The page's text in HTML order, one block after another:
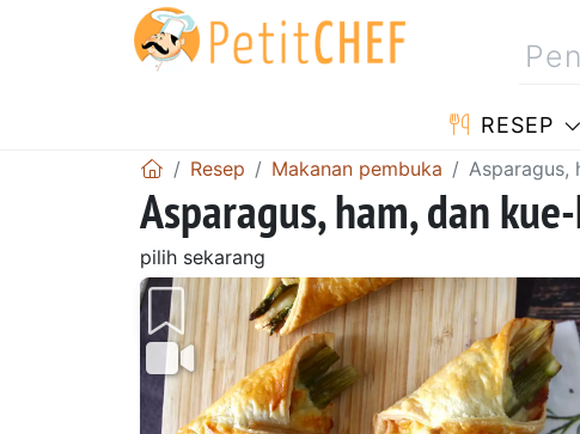
RESEP
Resep Makanan pembuka Asparagus,
Asparagus, ham, dan
pilih sekarang